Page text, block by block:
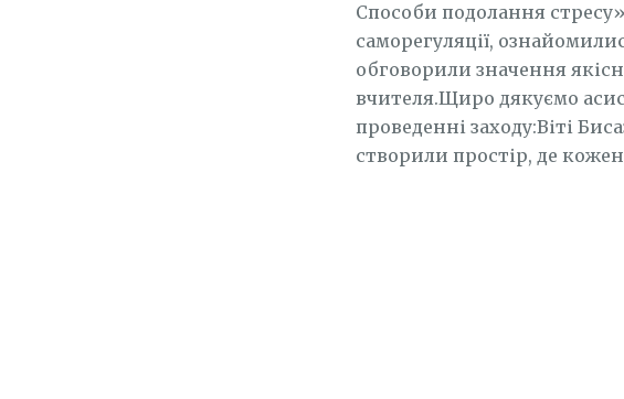
Способи подолання
саморегуляції,
обговорили значення
вчителя.Щиро дякуємо
проведенні заходу:Віті
створили простір, де